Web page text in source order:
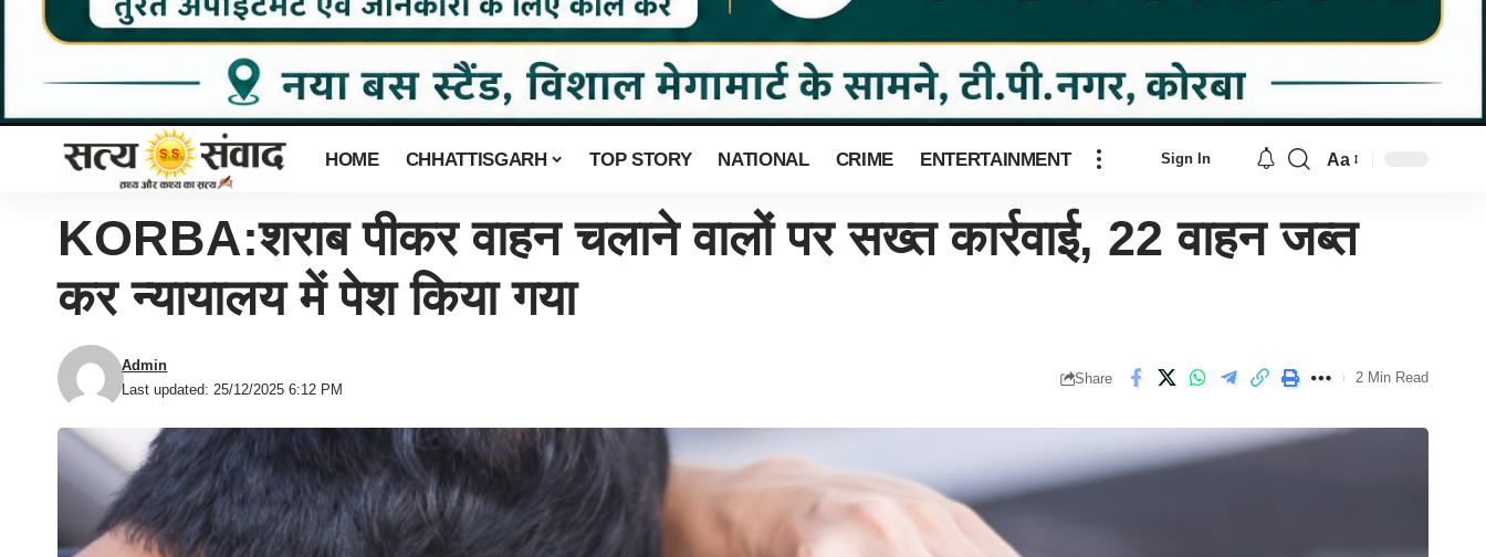
HOME CHHATTISGARH TOP STORY NATIONAL CRIME ENTERTAINMENT Sign In Aa
KORBA:शराब पीकर वाहन चलाने वालों पर सख्त कार्रवाई, 22 वाहन जब्त
कर न्यायालय में पेश किया गया
Last updated: 25/12/2025 6:12 PM
Admin
Share 2 Min Read